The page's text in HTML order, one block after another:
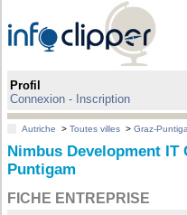
Profil
Connexion - Inscription
Autriche >Toutes villes >Graz-
Nimbus Development IT
Puntigam
FICHE ENTREPRISE